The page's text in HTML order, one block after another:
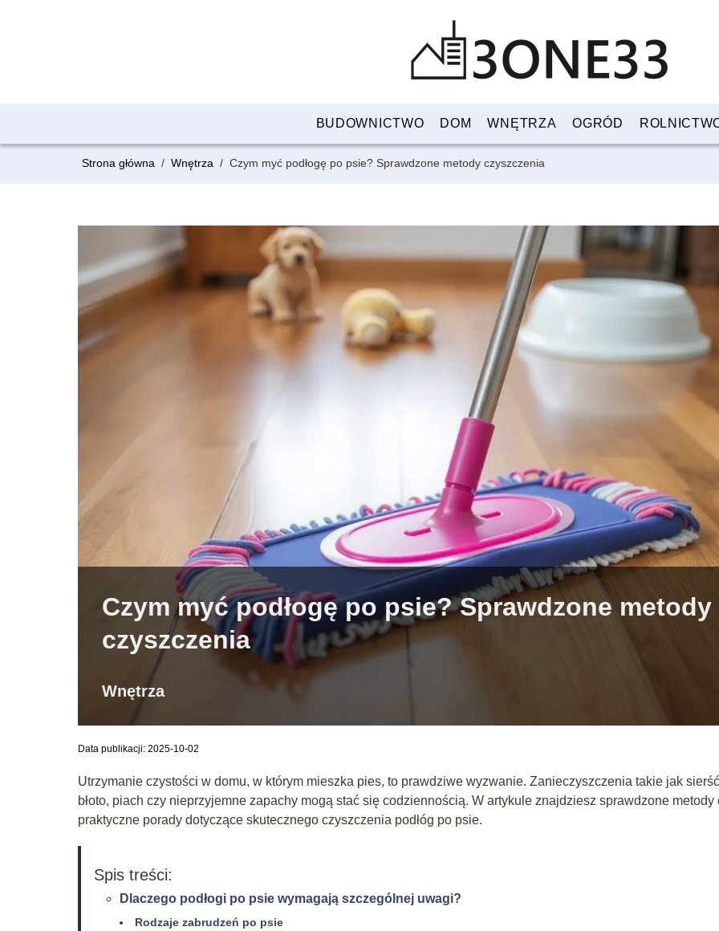
BUDOWNICTWO DOM WNĘTRZA OGRÓD
Strona główna / Wnętrza / Czym myć podłogę po psie? Sprawdzone metody czyszczenia
Czym myć podłogę po psie? Sprawdzone metody
czyszczenia
Wnętrza
Data publikacji: 2025-10-02
Utrzymanie czystości w domu, w którym mieszka pies, to prawdziwe wyzwanie. Zanieczyszczenia takie jak
błoto, piach czy nieprzyjemne zapachy mogą stać się codziennością. W artykule znajdziesz sprawdzone metody
praktyczne porady dotyczące skutecznego czyszczenia podłóg po psie.
Spis treści:
Dlaczego podłogi po psie wymagają szczególnej uwagi?
Rodzaje zabrudzeń po psie